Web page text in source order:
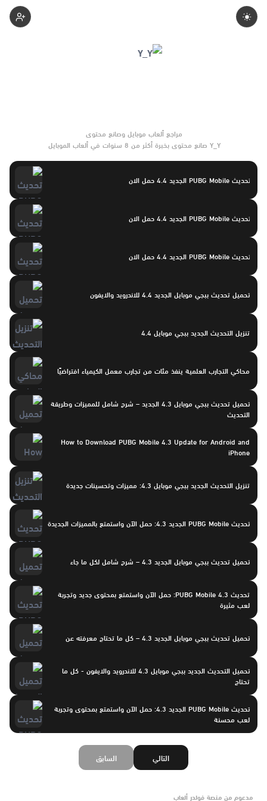
Y_Y صانع محتوى بخبرة أكثر من 8 سنوات في ألعاب الموبايل
تحديث PUBG Mobile الجديد 4.4 حمل الان
تحديث PUBG Mobile الجديد 4.4 حمل الان
تحديث PUBG Mobile الجديد 4.4 حمل الان
تحميل تحديث ببجي موبايل الجديد 4.4 للاندرويد والايفون
تنزيل التحديث الجديد ببجي موبايل 4.4
محاكي التجارب العلمية ينفذ مئات من تجارب معمل الكيمياء افتراضيًا
تحميل تحديث ببجي موبايل 4.3 الجديد – شرح شامل للمميزات وطريقة
التحديث
How to Download PUBG Mobile 4.3 Update for Android and
iPhone
تنزيل التحديث الجديد ببجي موبايل 4.3: مميزات وتحسينات جديدة
تحديث PUBG Mobile الجديد 4.3: حمل الآن واستمتع بالمميزات الجديدة
تحميل تحديث ببجي موبايل الجديد 4.3 – شرح شامل لكل ما جاء
تحديث PUBG Mobile 4.3: حمل الآن واستمتع بمحتوى جديد وتجربة
لعب مثيرة
تحميل تحديث ببجي موبايل الجديد 4.3 – كل ما تحتاج معرفته عن
تحميل التحديث الجديد ببجي موبايل 4.3 للاندرويد والايفون - كل ما
تحتاج
تحديث PUBG Mobile الجديد 4.3: حمل الآن واستمتع بمحتوى وتجربة
لعب محسنة
السابق التالي
مدعوم من منصة فولدر ألعاب